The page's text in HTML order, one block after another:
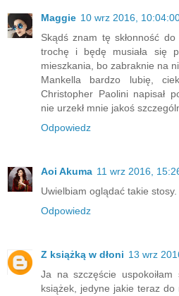
Maggie 10 wrz 2016,
Skądś znam tę skłonność
trochę i będę musiała się
mieszkania, bo zabraknie na
Mankella bardzo lubię,
Christopher Paolini napisał
nie urzekł mnie jakoś
Odpowiedz
Aoi Akuma 11 wrz 2016,
Uwielbiam oglądać takie stosy.
Odpowiedz
Z książką w dłoni 13 wrz
Ja na szczęście
książek, jedyne jakie teraz